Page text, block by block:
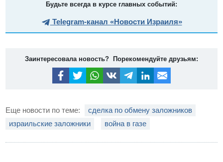
Будьте всегда в курсе главных событий:
Telegram-канал «Новости Израиля»
Заинтересовала новость? Порекомендуйте друзьям:
Еще новости по теме:
сделка по обмену заложников
израильские заложники
война в газе